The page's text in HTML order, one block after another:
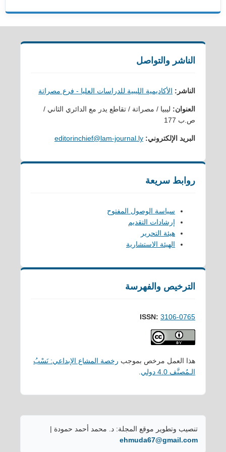
الناشر والتواصل
الناشر: الأكاديمية الليبية للدراسات العليا - فرع مصراتة
العنوان: ليبيا / مصراتة / تقاطع يدر مع الدائري الثاني /
ص.ب 177
البريد الإلكتروني: editorinchief@lam-journal.ly
روابط سريعة
سياسة الوصول المفتوح
إرشادات التقديم
هيئة التحرير
الهيئة الاستشارية
الترخيص والفهرسة
ISSN: 3106-0765
هذا العمل مرخص بموجب رخصة المشاع الإبداعي: نَسْبُ
الـمُصنَّف 4.0 دولي
تنصيب وتطوير موقع المجلة: د. محمد أحمد حمودة |
ehmuda67@gmail.com